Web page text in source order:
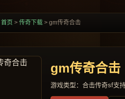
首页 > 传奇下载 > gm传奇合击
gm传奇合击
游戏类型：合击传奇sf支